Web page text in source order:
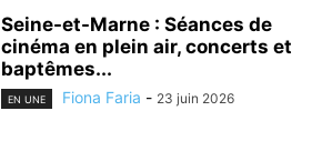
Seine-et-Marne : Séances de
cinéma en plein air, concerts et
baptêmes...
EN UNE Fiona Faria - 23 juin 2026